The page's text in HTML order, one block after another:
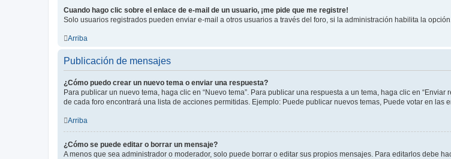
Cuando hago clic sobre el enlace de e-mail de un usuario, ¡me pide que me registre!
Solo usuarios registrados pueden enviar e-mail a otros usuarios a través del foro, si la administración habilita la
Arriba
Publicación de mensajes
¿Cómo puedo crear un nuevo tema o enviar una respuesta?
Para publicar un nuevo tema, haga clic en “Nuevo tema”. Para publicar una respuesta a un tema, haga clic en
de cada foro encontrará una lista de acciones permitidas. Ejemplo: Puede publicar nuevos temas, Puede votar en las
Arriba
¿Cómo se puede editar o borrar un mensaje?
A menos que sea administrador o moderador, solo puede borrar o editar sus propios mensajes. Para editarlos debe